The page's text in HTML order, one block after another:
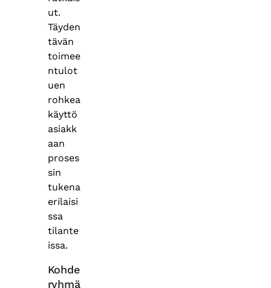
ut.
Täyden
tävän
toimee
ntulot
uen
rohkea
käyttö
asiakk
aan
proses
sin
tukena
erilaisi
ssa
tilante
issa.
Kohde
ryhmä